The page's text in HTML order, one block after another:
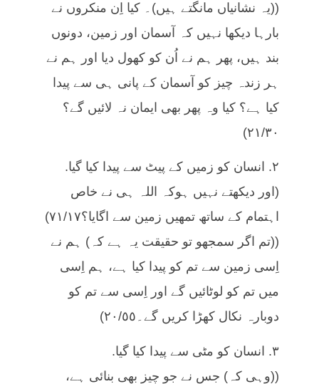
((یہ نشانیاں مانگتے ہیں)۔ کیا اِن منکروں نے
بارہا دیکھا نہیں کہ آسمان اور زمین، دونوں
بند ہیں، پھر ہم نے اُن کو کھول دیا اور ہم نے
ہر زندہ چیز کو آسمان کے پانی ہی سے پیدا
کیا ہے؟ کیا وہ پھر بھی ایمان نہ لائیں گے؟
٢١/٣٠)
٢. انسان کو زمیں کے پیٹ سے پیدا کیا گیا.
(اور دیکھتے نہیں ہوکہ اللہ ہی نے خاص
اہتمام کے ساتھ تمھیں زمین سے اگایا؟٧١/١٧)
((تم اگر سمجھو تو حقیقت یہ ہے کہ) ہم نے
اِسی زمین سے تم کو پیدا کیا ہے، ہم اِسی
میں تم کو لوٹائیں گے اور اِسی سے تم کو
دوبارہ نکال کھڑا کریں گے۔٢٠/٥٥)
٣. انسان کو مٹی سے پیدا کیا گیا.
((وہی کہ) جس نے جو چیز بھی بنائی ہے،